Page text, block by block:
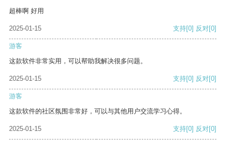
超棒啊 好用
2025-01-15 支持[0] 反对[0]
游客
这款软件非常实用，可以帮助我解决很多问题。
2025-01-15 支持[0] 反对[0]
游客
这款软件的社区氛围非常好，可以与其他用户交流学习心得。
2025-01-15 支持[0] 反对[0]